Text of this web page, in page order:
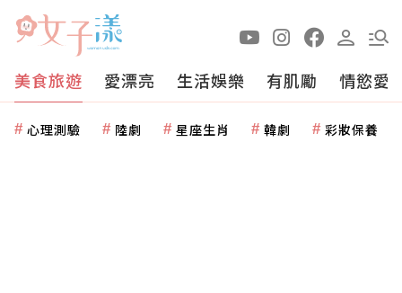
美食旅遊 愛漂亮 生活娛樂 有肌勵 情慾愛
心理測驗 陸劇 星座生肖 韓劇 彩妝保養